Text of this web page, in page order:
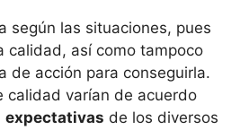
según las situaciones, pues
calidad, así como tampoco
de acción para conseguirla.
calidad varían de acuerdo
expectativas de los diversos